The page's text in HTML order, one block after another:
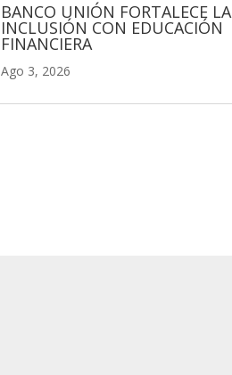
BANCO UNIÓN FORTALECE LA
INCLUSIÓN CON EDUCACIÓN
FINANCIERA
Ago 3, 2026